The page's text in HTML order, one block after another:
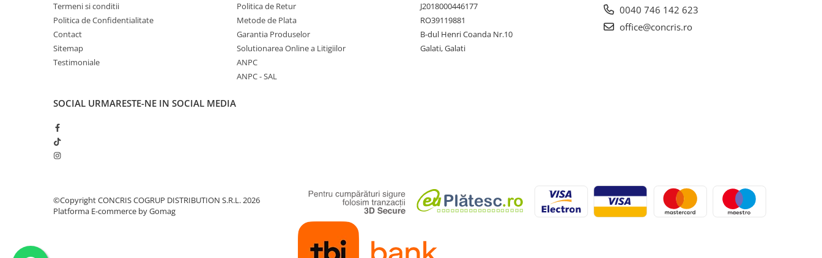
Termeni si conditii
Politica de Confidentialitate
Contact
Sitemap
Testimoniale
Politica de Retur
Metode de Plata
Garantia Produselor
Solutionarea Online a Litigiilor
ANPC
ANPC - SAL
J2018000446177
RO39119881
B-dul Henri Coanda Nr.10
Galati, Galati
0040 746 142 623
office@concris.ro
SOCIAL URMARESTE-NE IN SOCIAL MEDIA
©Copyright CONCRIS COGRUP DISTRIBUTION S.R.L. 2026
Platforma E-commerce by Gomag